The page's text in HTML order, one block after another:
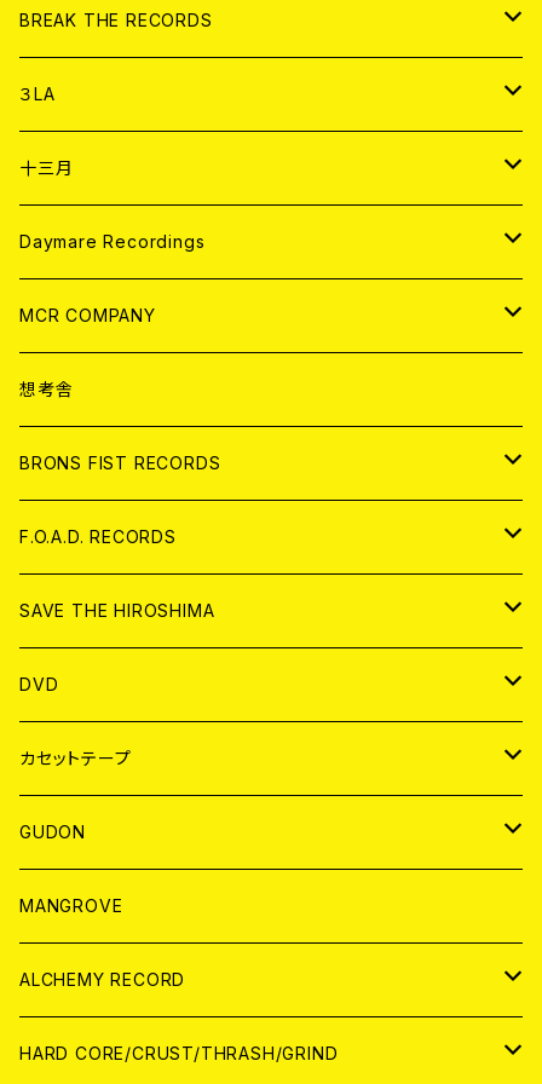
書籍
DIGITAL CONTENTS
アナログ
CD
アナログ
BREAK THE RECORDS
CD
ANALOG
アパレル
３LA
CD
ANALOG
十三月
CD
ANALOG
Daymare Recordings
CD
ANALOG
MCR COMPANY
CD
アパレル
ANALOG
想考舎
BRONS FIST RECORDS
CD
ANALOG
F.O.A.D. RECORDS
CD
ANALOG
SAVE THE HIROSHIMA
アパレル
BADGE
DVD
JAPAN
WORLD
カセットテープ
JAPAN
WORLD
GUDON
アパレル
PATCH
アナログ
MANGROVE
ALCHEMY RECORD
CD
HARD CORE/CRUST/THRASH/GRIND